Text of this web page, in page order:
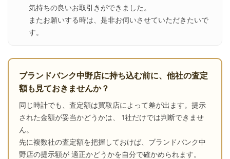
気持ちの良いお取引きができました。
またお願いする時は、是非お伺いさせていただきたいで
す。
ブランドバンク中野店に持ち込む前に、他社の査定
額も見ておきませんか？
同じ時計でも、査定額は買取店によって差が出ます。提示
された金額が妥当かどうかは、 1社だけでは判断できませ
ん。
先に複数社の査定額を把握しておけば、ブランドバンク中
野店の提示額が 適正かどうかを自分で確かめられます。